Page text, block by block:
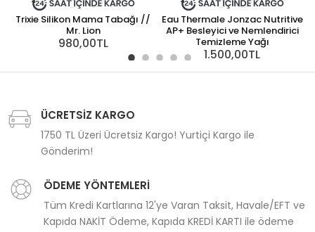
Trixie Silikon Mama Tabağı //
Mr. Lion
980,00TL
Eau Thermale Jonzac Nutritive
AP+ Besleyici ve Nemlendirici
Temizleme Yağı
1.500,00TL
ÜCRETSİZ KARGO
1750 TL Üzeri Ücretsiz Kargo! Yurtiçi Kargo ile
Gönderim!
ÖDEME YÖNTEMLERİ
Tüm Kredi Kartlarına 12'ye Varan Taksit, Havale/EFT ve
Kapıda NAKİT Ödeme, Kapıda KREDİ KARTI ile ödeme